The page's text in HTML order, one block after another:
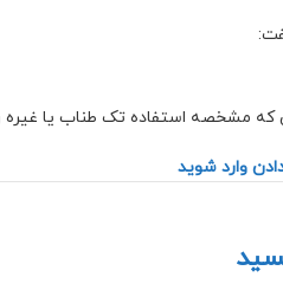
که مشخصه استفاده تک طناب یا غیره
وارد شوید